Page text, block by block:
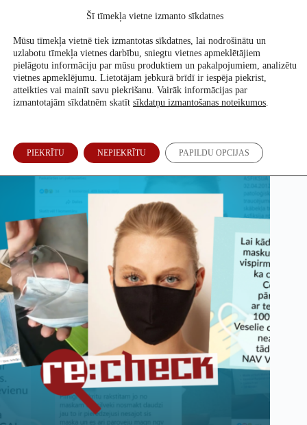
Atbalsti mūs
Pareizi lietota nerada draudus veselībai jeb meli un mīti par
sejas maskām
Šī tīmekļa vietne izmanto sīkdatnes
Mūsu tīmekļa vietnē tiek izmantotas sīkdatnes, lai nodrošinātu un
uzlabotu tīmekļa vietnes darbību, sniegtu vietnes apmeklētājiem
pielāgotu informāciju par mūsu produktiem un pakalpojumiem, analizētu
vietnes apmeklējumu. Lietotājam jebkurā brīdī ir iespēja piekrist,
atteikties vai mainīt savu piekrišanu. Vairāk informācijas par
izmantotajām sīkdatnēm skatīt sīkdatņu izmantošanas noteikumos.
PIEKRĪTU NEPIEKRĪTU PAPILDU OPCIJAS